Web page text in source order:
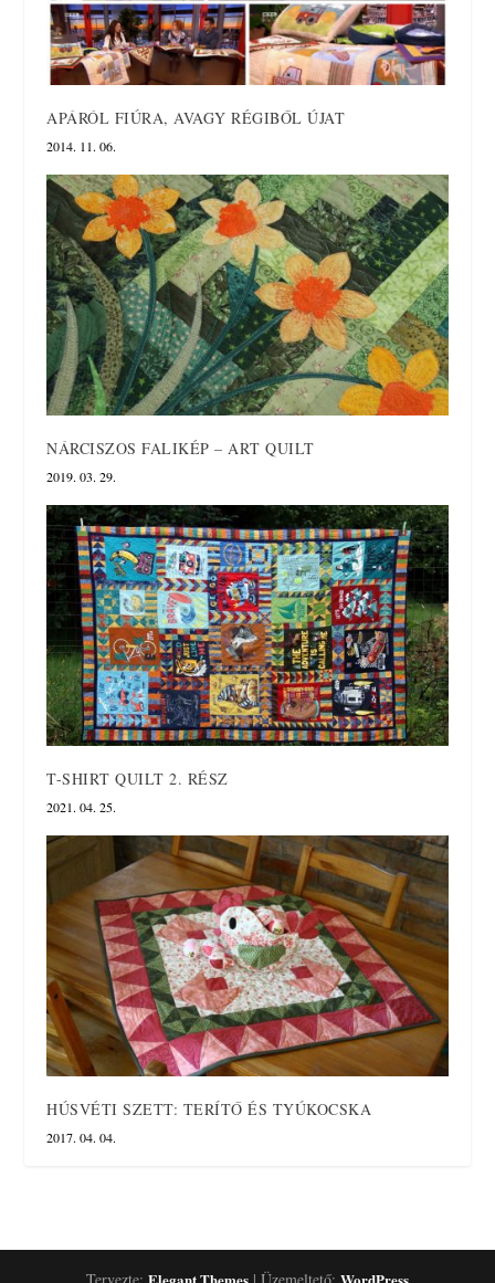
APÁRÓL FIÚRA, AVAGY RÉGIBŐL ÚJAT
2014. 11. 06.
NÁRCISZOS FALIKÉP – ART QUILT
2019. 03. 29.
T-SHIRT QUILT 2. RÉSZ
2021. 04. 25.
HÚSVÉTI SZETT: TERÍTŐ ÉS TYÚKOCSKA
2017. 04. 04.